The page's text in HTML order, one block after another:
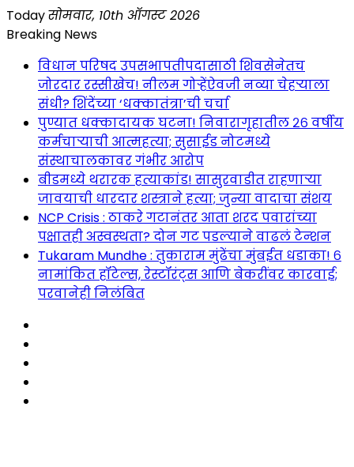
Skip
to
Todayसोमवार, 10th ऑगस्ट 2026
Breaking News
विधान परिषद उपसभापतीपदासाठी शिवसेनेतच
जोरदार रस्सीखेच! नीलम गोऱ्हेंऐवजी नव्या चेहऱ्याला
संधी? शिंदेंच्या ‘धक्कातंत्रा’ची चर्चा
पुण्यात धक्कादायक घटना! निवारागृहातील २६ वर्षीय
कर्मचाऱ्याची आत्महत्या; सुसाईड नोटमध्ये
संस्थाचालकावर गंभीर आरोप
बीडमध्ये थरारक हत्याकांड! सासुरवाडीत राहणाऱ्या
जावयाची धारदार शस्त्राने हत्या; जुन्या वादाचा संशय
NCP Crisis : ठाकरे गटानंतर आता शरद पवारांच्या
पक्षातही अस्वस्थता? दोन गट पडल्याने वाढलं टेन्शन
Tukaram Mundhe : तुकाराम मुंढेंचा मुंबईत धडाका! ६
नामांकित हॉटेल्स, रेस्टॉरंट्स आणि बेकरींवर कारवाई;
परवानेही निलंबित